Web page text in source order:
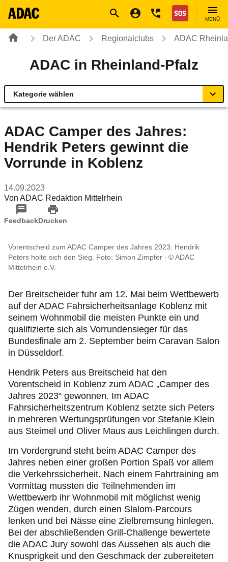
Nothilfe
MENÜ
Der ADAC Regionalclubs ADAC
ADAC in Rheinland-Pfalz
Kategorie wählen
Geschäftsstellen & Reisebüros
Sicherheit & Mobilität
Motorsport & Ortsclubs
ADAC Camper des Jahres:
Hendrik Peters gewinnt die
Vorrunde in Koblenz
14.09.2023
Von ADAC Redaktion Mittelrhein
FeedbackDrucken
Vorentscheid zum ADAC Camper des Jahres 2023: Hendrik
Peters holte sich den Sieg. Foto: Simon Zimpfer
© ADAC
Mittelrhein e.V.
Der Breitscheider fuhr am 12. Mai beim Wettbewerb
auf der ADAC Fahrsicherheitsanlage Koblenz mit
seinem Wohnmobil die meisten Punkte ein und
qualifizierte sich als Vorrundensieger für das
Bundesfinale am 2. September beim Caravan Salon
in Düsseldorf.
Hendrik Peters aus Breitscheid hat den
Vorentscheid in Koblenz zum ADAC „Camper des
Jahres 2023“ gewonnen. Im ADAC
Fahrsicherheitszentrum Koblenz setzte sich Peters
in mehreren Wertungsprüfungen vor Stefanie Klein
aus Steimel und Oliver Maus aus Leichlingen durch.
Im Vordergrund steht beim ADAC Camper des
Jahres neben einer großen Portion Spaß vor allem
die Verkehrssicherheit. Nach einem Fahrtraining am
Vormittag mussten die Teilnehmenden im
Wettbewerb ihr Wohnmobil mit möglichst wenig
Zügen wenden, durch einen Slalom-Parcours
lenken und bei Nässe eine Zielbremsung hinlegen.
Bei der abschließenden Grill-Challenge bewertete
die ADAC Jury sowohl das Aussehen als auch die
Knusprigkeit und den Geschmack der zubereiteten